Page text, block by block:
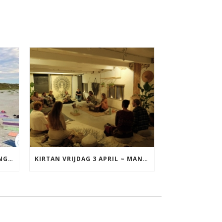
YOGA VAKANTIE TERSCHELLING 17 T/M 19 JULI KIRTAN VRIJDAG 3 APRIL ~ MANTRAZINGEN MET DIEDERICK IN LEEUWARDEN